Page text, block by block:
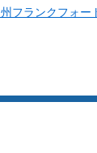
フランクフォー